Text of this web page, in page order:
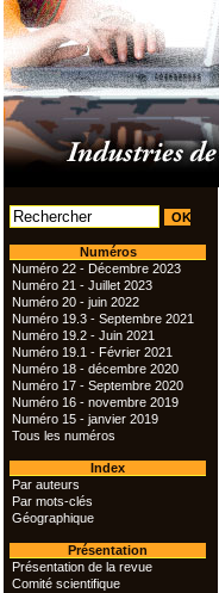
Numéros
Numéro 22 - Décembre 2023
Numéro 21 - Juillet 2023
Numéro 20 - juin 2022
Numéro 19.3 - Septembre 2021
Numéro 19.2 - Juin 2021
Numéro 19.1 - Février 2021
Numéro 18 - décembre 2020
Numéro 17 - Septembre 2020
Numéro 16 - novembre 2019
Numéro 15 - janvier 2019
Tous les numéros
Index
Par auteurs
Par mots-clés
Géographique
Présentation
Présentation de la revue
Comité scientifique